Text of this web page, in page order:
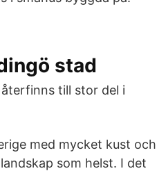
stad
till stor del i
med mycket kust och
som helst. I det